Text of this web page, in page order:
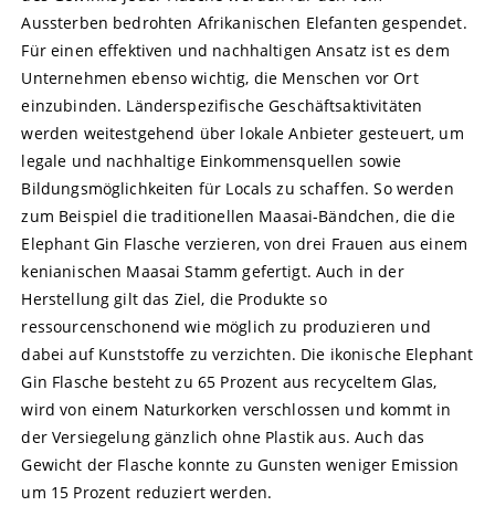
Aussterben bedrohten Afrikanischen Elefanten gespendet.
Für einen effektiven und nachhaltigen Ansatz ist es dem
Unternehmen ebenso wichtig, die Menschen vor Ort
einzubinden. Länderspezifische Geschäftsaktivitäten
werden weitestgehend über lokale Anbieter gesteuert, um
legale und nachhaltige Einkommensquellen sowie
Bildungsmöglichkeiten für Locals zu schaffen. So werden
zum Beispiel die traditionellen Maasai-Bändchen, die die
Elephant Gin Flasche verzieren, von drei Frauen aus einem
kenianischen Maasai Stamm gefertigt. Auch in der
Herstellung gilt das Ziel, die Produkte so
ressourcenschonend wie möglich zu produzieren und
dabei auf Kunststoffe zu verzichten. Die ikonische Elephant
Gin Flasche besteht zu 65 Prozent aus recyceltem Glas,
wird von einem Naturkorken verschlossen und kommt in
der Versiegelung gänzlich ohne Plastik aus. Auch das
Gewicht der Flasche konnte zu Gunsten weniger Emission
um 15 Prozent reduziert werden.